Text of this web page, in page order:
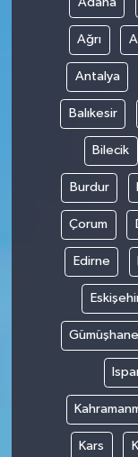
Ağrı
Antalya
Balıkesir
Bilecik
Burdur
Çorum
Edirne
Gümüşhane
Kars